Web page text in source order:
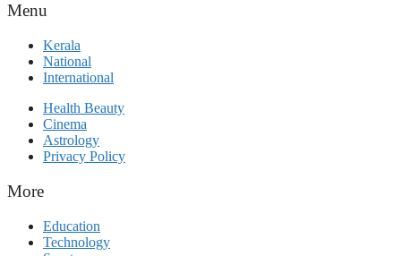
Menu
Kerala
National
International
Health Beauty
Cinema
Astrology
Privacy Policy
More
Education
Technology